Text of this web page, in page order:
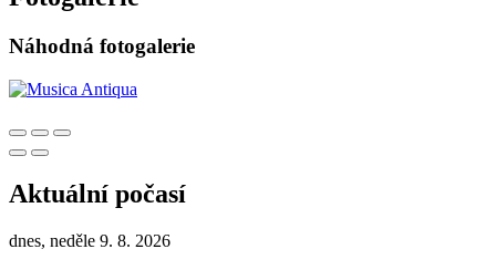
Náhodná fotogalerie
Aktuální počasí
dnes, neděle 9. 8. 2026